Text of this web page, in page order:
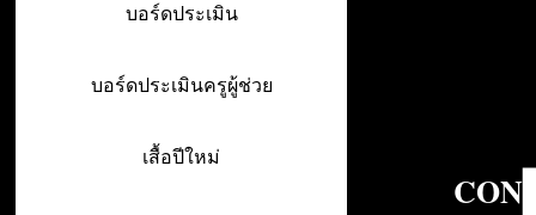
บอร์ดประเมิน
บอร์ดประเมินครูผู้ช่วย
เสื้อปีใหม่